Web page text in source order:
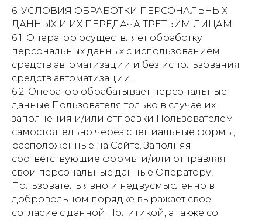
6. УСЛОВИЯ ОБРАБОТКИ ПЕРСОНАЛЬНЫХ
ДАННЫХ И ИХ ПЕРЕДАЧА ТРЕТЬИМ ЛИЦАМ.
6.1. Оператор осуществляет обработку
персональных данных с использованием
средств автоматизации и без использования
средств автоматизации.
6.2. Оператор обрабатывает персональные
данные Пользователя только в случае их
заполнения и/или отправки Пользователем
самостоятельно через специальные формы,
расположенные на Сайте. Заполняя
соответствующие формы и/или отправляя
свои персональные данные Оператору,
Пользователь явно и недвусмысленно в
добровольном порядке выражает свое
согласие с данной Политикой, а также со